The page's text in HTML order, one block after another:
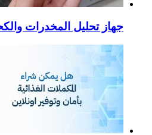
جهاز تحليل المخدرات